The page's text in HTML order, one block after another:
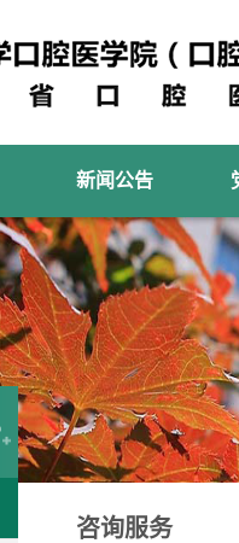
新闻公告
咨询服务